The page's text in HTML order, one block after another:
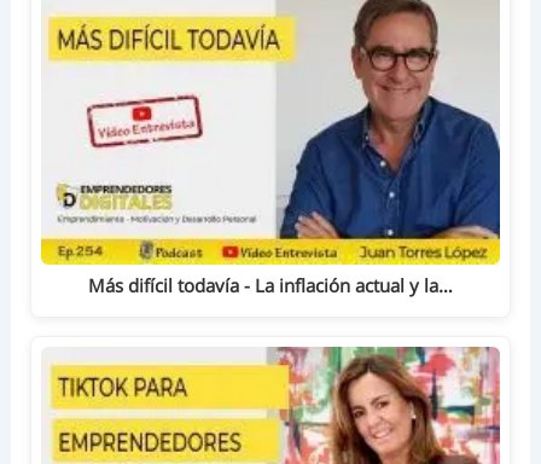
Más difícil todavía - La inflación actual y la…